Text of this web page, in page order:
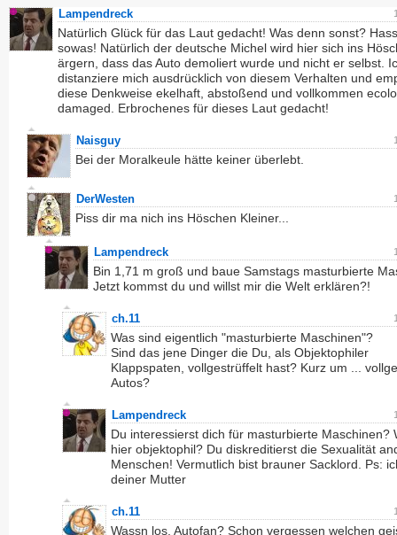
Lampendreck
Natürlich Glück für das Laut gedacht! Was denn sonst?
sowas! Natürlich der deutsche Michel wird hier sich ins
ärgern, dass das Auto demoliert wurde und nicht er selbst.
distanziere mich ausdrücklich von diesem Verhalten und
diese Denkweise ekelhaft, abstoßend und vollkommen
damaged. Erbrochenes für dieses Laut gedacht!
Naisguy
Bei der Moralkeule hätte keiner überlebt.
DerWesten
Piss dir ma nich ins Höschen Kleiner...
Lampendreck
Bin 1,71 m groß und baue Samstags masturbierte
Jetzt kommst du und willst mir die Welt erklären?!
ch.11
Was sind eigentlich "masturbierte Maschinen"?
Sind das jene Dinger die Du, als Objektophiler
Klappspaten, vollgestrüffelt hast? Kurz um ...
Autos?
Lampendreck
Du interessierst dich für masturbierte Maschinen?
hier objektophil? Du diskreditierst die Sexualität
Menschen! Vermutlich bist brauner Sacklord. Ps:
deiner Mutter
ch.11
Wassn los, Autofan? Schon vergessen welchen